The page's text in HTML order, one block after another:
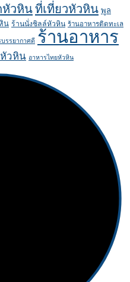
วหินที่เที่ยวหัวหิน พูล
น ร้านนั่งชิลล์หัวหิน ร้านอาหารติดทะเล
รรยากาศดี ร้านอาหาร
วหิน อาหารไทยหัวหิน